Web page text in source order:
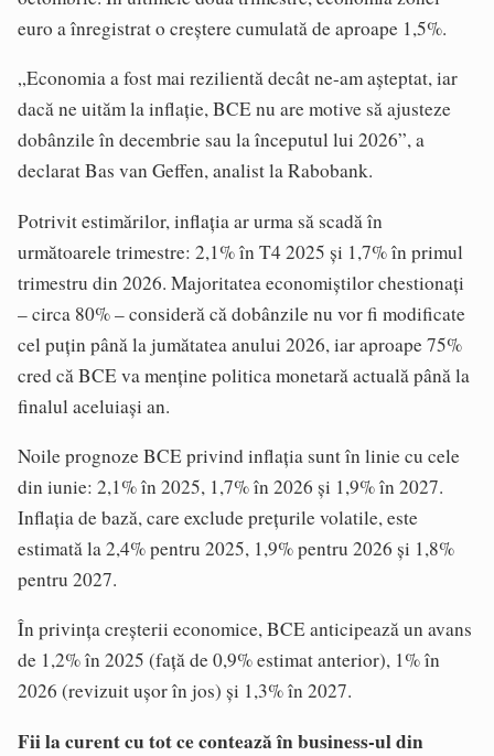
euro a înregistrat o creștere cumulată de aproape 1,5%.
„Economia a fost mai rezilientă decât ne-am așteptat, iar
dacă ne uităm la inflație, BCE nu are motive să ajusteze
dobânzile în decembrie sau la începutul lui 2026”, a
declarat Bas van Geffen, analist la Rabobank.
Potrivit estimărilor, inflația ar urma să scadă în
următoarele trimestre: 2,1% în T4 2025 și 1,7% în primul
trimestru din 2026. Majoritatea economiștilor chestionați
– circa 80% – consideră că dobânzile nu vor fi modificate
cel puțin până la jumătatea anului 2026, iar aproape 75%
cred că BCE va menține politica monetară actuală până la
finalul aceluiași an.
Noile prognoze BCE privind inflația sunt în linie cu cele
din iunie: 2,1% în 2025, 1,7% în 2026 și 1,9% în 2027.
Inflația de bază, care exclude prețurile volatile, este
estimată la 2,4% pentru 2025, 1,9% pentru 2026 și 1,8%
pentru 2027.
În privința creșterii economice, BCE anticipează un avans
de 1,2% în 2025 (față de 0,9% estimat anterior), 1% în
2026 (revizuit ușor în jos) și 1,3% în 2027.
Fii la curent cu tot ce contează în business-ul din